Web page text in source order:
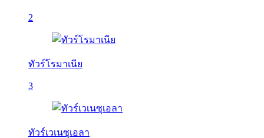
2
ทัวร์โรมาเนีย
3
ทัวร์เวเนซุเอลา